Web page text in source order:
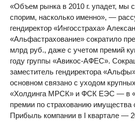
«Объем рынка в 2010 г. упадет, мы
спорим, насколько именно», —
гендиректор «Ингосстраха»
«Альфастрахование» сократило
млрд руб., даже с учетом премий
году группы «Авикос-АФЕС».
заместитель гендиректора
основном связано с уходом
«Холдинга МРСК» и ФСК ЕЭС — в
премии по страхованию имущества
Прибыль компании в I квартале —